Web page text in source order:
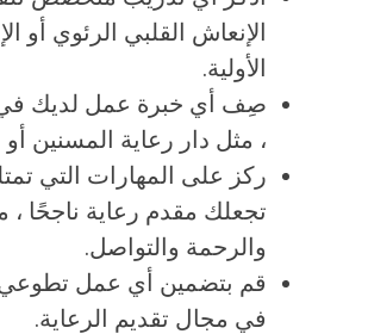
الإنعاش القلبي الرئوي أو
الأولية.
صِف أي خبرة عمل لديك في
، مثل دار رعاية المسنين
ركز على المهارات التي
تجعلك مقدم رعاية ناجحًا ،
والرحمة والتواصل.
قم بتضمين أي عمل
في مجال تقديم الرعاية.